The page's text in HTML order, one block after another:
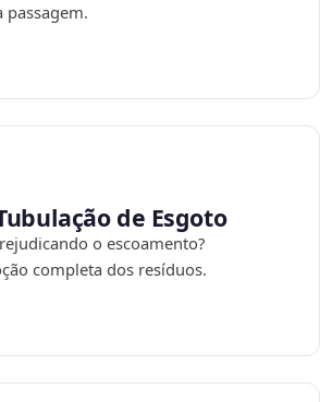
passagem.
de Esgoto
o escoamento?
completa dos resíduos.